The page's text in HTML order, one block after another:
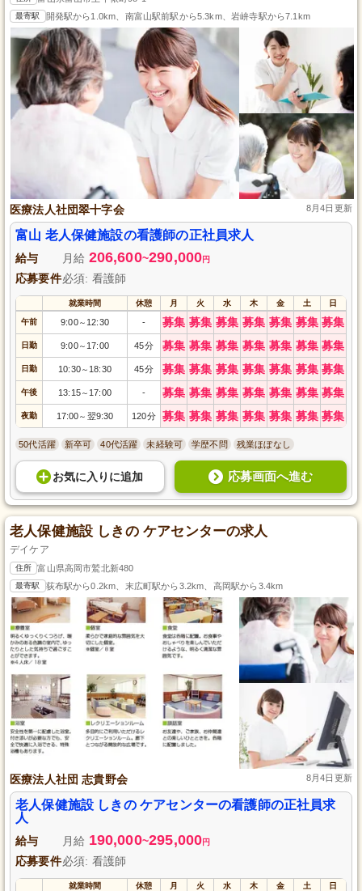
最寄駅 開発駅から1.0km、南富山駅前駅から5.3km、岩峅寺駅から7.1km
医療法人社団翠十字会 8月4日更新
富山 老人保健施設の看護師の正社員求人
給与 月給 206,600~290,000円
応募要件必須: 看護師
就業時間 休憩 月 火 水 木 金 土 日
午前 9:00～ 12:30 - 募集 募集 募集 募集 募集 募集 募集
日勤 9:00～ 17:00 45分 募集 募集 募集 募集 募集 募集 募集
日勤 10:30～ 18:30 45分 募集 募集 募集 募集 募集 募集 募集
午後 13:15～ 17:00 - 募集 募集 募集 募集 募集 募集 募集
夜勤 17:00～ 翌9:30 120分 募集 募集 募集 募集 募集 募集 募集
50代活躍 新卒可 40代活躍 未経験可 学歴不問 残業ほぼなし
お気に入り に追加 応募画面へ進む
老人保健施設 しきの ケアセンターの求人
デイケア
住所 富山県高岡市鷲北新480
最寄駅 荻布駅から0.2km、末広町駅から3.2km、高岡駅から3.4km
医療法人社団 志貴野会 8月4日更新
老人保健施設 しきの ケアセンターの看護師の正社員求
人
給与 月給 190,000~295,000円
応募要件必須: 看護師
就業時間 休憩 月 火 水 木 金 土 日